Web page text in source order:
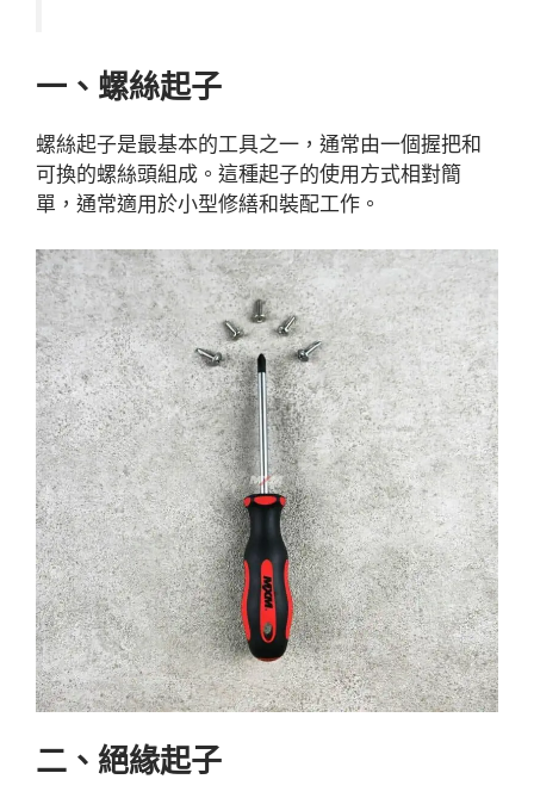
一、螺絲起子
螺絲起子是最基本的工具之一，通常由一個握把和
可換的螺絲頭組成。這種起子的使用方式相對簡
單，通常適用於小型修繕和裝配工作。
二、絕緣起子